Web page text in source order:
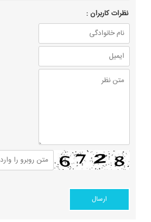
نظرات كاربران :